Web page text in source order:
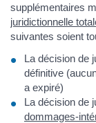
supplémentaires
juridictionnelle
suivantes soient
La décision de
définitive
a expiré)
La décision de
dommages-